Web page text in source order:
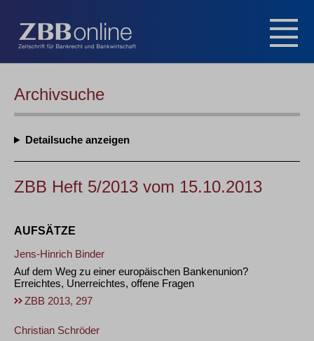
Archivsuche
Detailsuche
ZBB Heft 5/2013 vom 15.10.2013
AUFSÄTZE
Jens-Hinrich Binder
Auf dem Weg zu einer europäischen Bankenunion?
Erreichtes, Unerreichtes, offene Fragen
ZBB 2013, 297
Christian Schröder